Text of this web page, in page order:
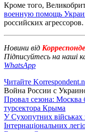
Кроме того,
военную помощь
российских агрессоров.
Новини від
Підписуйтесь на наші
WhatsApp
Читайте
Война России с
Провал сезона: Москва
турсектора Крыма
У Сухопутних військах
Інтернаціональних